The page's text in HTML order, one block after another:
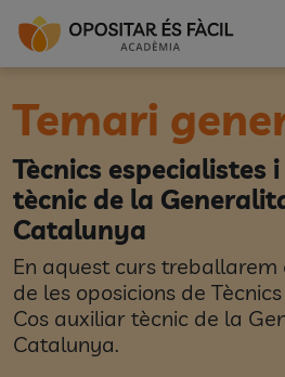
Temari
Tècnics especialistes
tècnic de la
Catalunya
En aquest curs
de les oposicions de
Cos auxiliar tècnic de la
Catalunya.